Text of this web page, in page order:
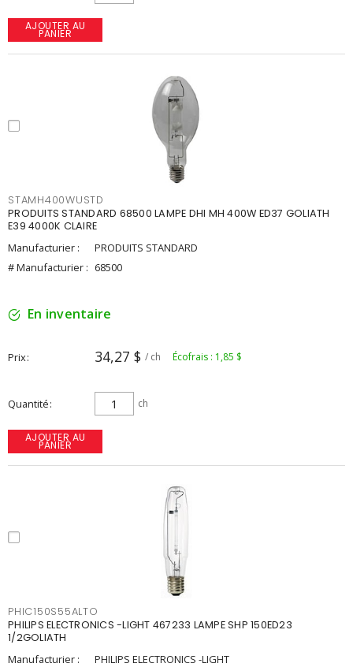
AJOUTER AU
PANIER
STAMH400WUSTD
PRODUITS STANDARD 68500 LAMPE DHI MH 400W ED37 GOLIATH
E39 4000K CLAIRE
Manufacturier :
PRODUITS STANDARD
# Manufacturier : 68500
En inventaire
Prix 34,27 $ / ch Écofrais : 1,85 $
Quantité ch
AJOUTER AU
PANIER
PHIC150S55ALTO
PHILIPS ELECTRONICS -LIGHT 467233 LAMPE SHP 150ED23
1/2GOLIATH
Manufacturier :
PHILIPS ELECTRONICS -LIGHT